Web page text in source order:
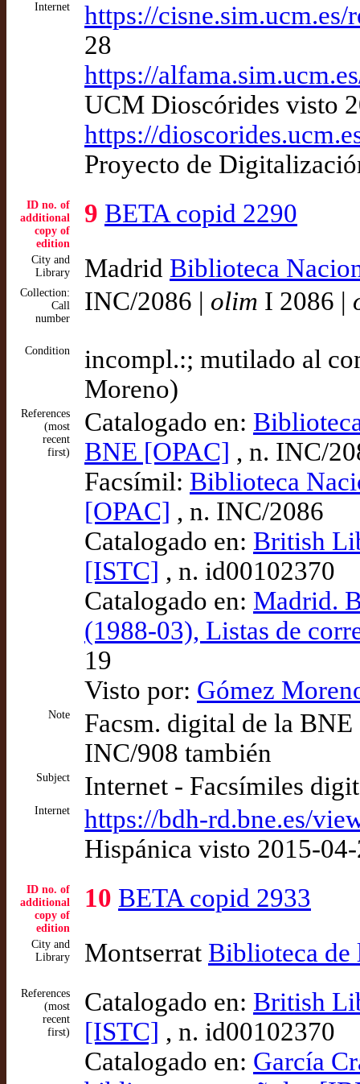
Internet
https://
28
https://
UCM Dioscórides visto
https://
Proyecto de
ID no. of
additional
copy of
edition
9 BETA copid 2290
City and
Library
Madrid Biblioteca
Collection:
Call
number
INC/2086 | olim I 2086 |
Condition
incompl.:; mutilado al
Moreno)
References
(most
recent
first)
Catalogado en:
BNE [OPAC] , n. INC/
Facsímil: Biblioteca
[OPAC] , n. INC/2086
Catalogado en: British
[ISTC] , n. id00102370
Catalogado en: Madrid.
(1988-03), Listas de
19
Visto por: Gómez
Note
Facsm. digital de la
INC/908 también
Subject Internet - Facsímiles
Internet
https://bdh-rd.bne.es/
Hispánica visto 2015-
ID no. of
additional
copy of
edition
10 BETA copid 2933
City and
Library
Montserrat Biblioteca de
References
(most
recent
first)
Catalogado en: British
[ISTC] , n. id00102370
Catalogado en: García